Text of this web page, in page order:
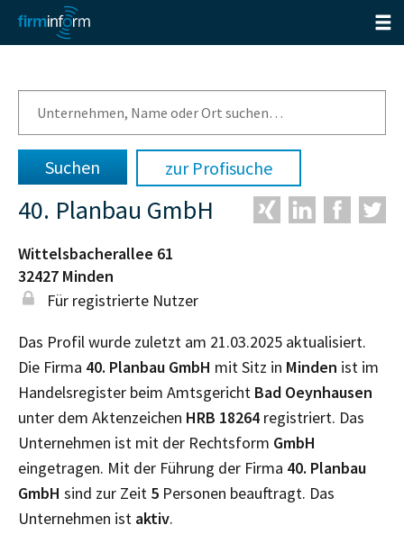
zur Profisuche
40. Planbau GmbH
Wittelsbacherallee 61
32427 Minden
Für registrierte Nutzer
Das Profil wurde zuletzt am 21.03.2025 aktualisiert.
Die Firma 40. Planbau GmbH mit Sitz in Minden ist im
Handelsregister beim Amtsgericht Bad Oeynhausen
unter dem Aktenzeichen HRB 18264 registriert. Das
Unternehmen ist mit der Rechtsform GmbH
eingetragen. Mit der Führung der Firma 40. Planbau
GmbH sind zur Zeit 5 Personen beauftragt. Das
Unternehmen ist aktiv.